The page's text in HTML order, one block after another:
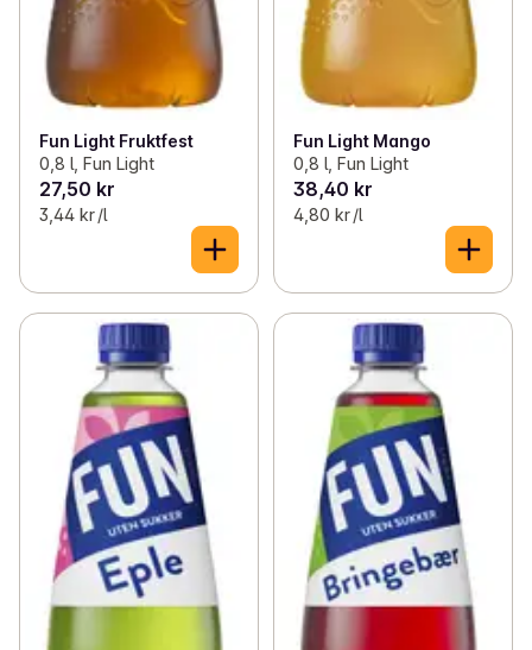
Fun Light Fruktfest
0,8 l, Fun Light
27,50 kr
3,44 kr /l
Fun Light Mango
0,8 l, Fun Light
38,40 kr
4,80 kr /l